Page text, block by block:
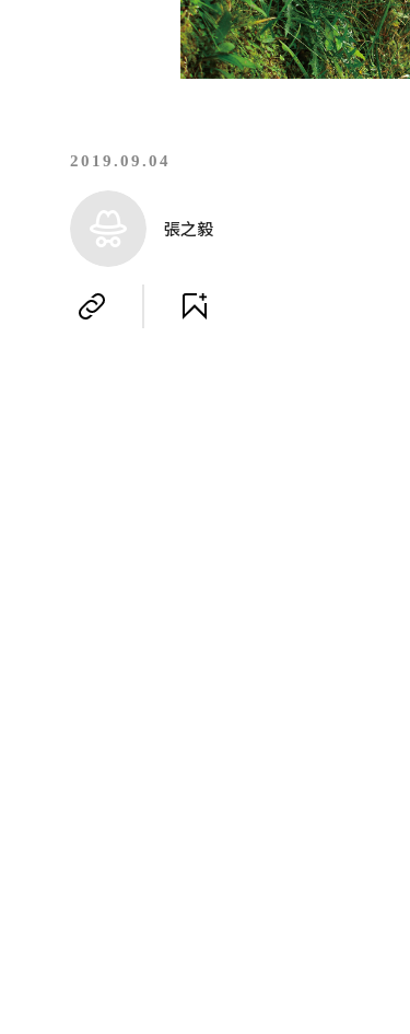
2019.09.04
張之毅